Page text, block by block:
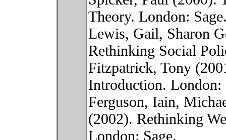
Theory. London:
Lewis, Gail, Sharon
Rethinking Social
Fitzpatrick, Tony
Introduction. London:
Ferguson, Iain,
(2002). Rethinking
London: Sage.